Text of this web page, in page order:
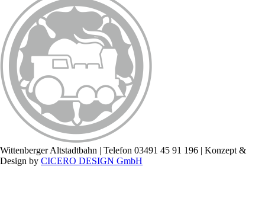
Wittenberger Altstadtbahn | Telefon 03491 45 91 196 | Konzept &
Design by CICERO DESIGN GmbH